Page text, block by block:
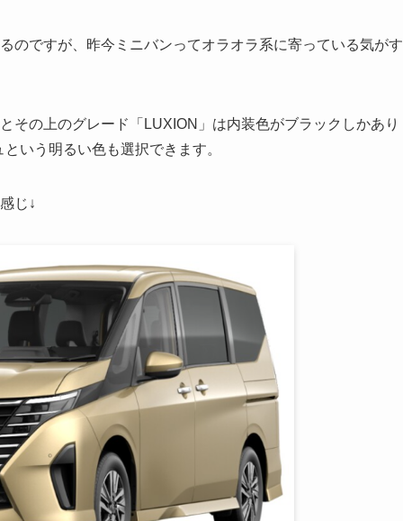
のですが、昨今ミニバンってオラオラ系に寄っている気がす
その上のグレード「LUXION」は内装色がブラックしかあり
いう明るい色も選択できます。
じ↓